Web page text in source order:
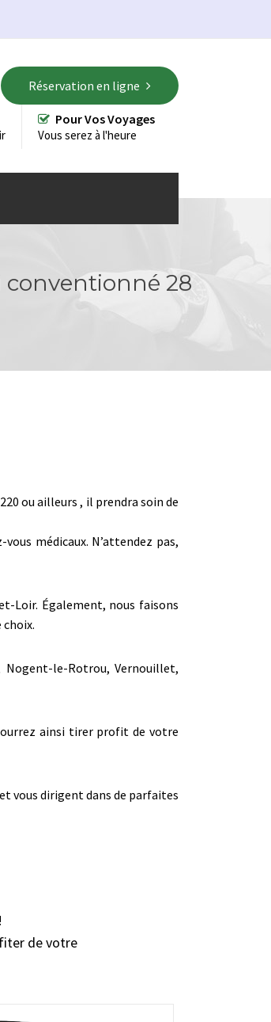
Réservation en ligne
Pour Vos Voyages
Vous serez à l'heure
conventionné 28
ou ailleurs , il prendra soin de
médicaux. N’attendez pas,
Loir. Également, nous faisons
Nogent-le-Rotrou, Vernouillet,
ainsi tirer profit de votre
vous dirigent dans de parfaites
de votre